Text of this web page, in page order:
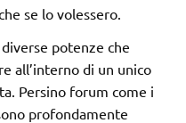
se lo volessero.
potenze che
all’interno di un unico
Persino forum come i
profondamente